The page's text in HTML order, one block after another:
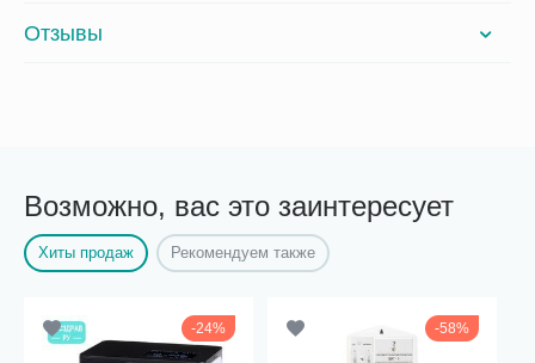
Отзывы
Возможно, вас это заинтересует
Хиты продаж Рекомендуем также
24% 58%